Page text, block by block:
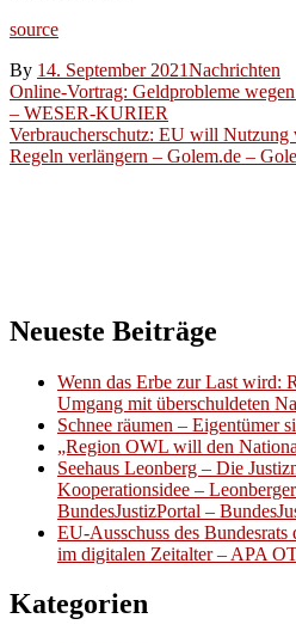
source
By 14. September 2021Nachrichten
Beitragsnavigation
Online-Vortrag: Geldprobleme
– WESER-KURIER
Verbraucherschutz: EU will Nutzung
Regeln verlängern – Golem.de –
Neueste Beiträge
Wenn das Erbe zur Last wird:
Umgang mit überschuldeten
Schnee räumen – Eigentümer
„Region OWL will den
Seehaus Leonberg – Die
Kooperationsidee –
BundesJustizPortal –
EU-Ausschuss des
im digitalen Zeitalter – APA
Kategorien